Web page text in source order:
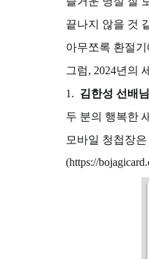
끝나지 않을 것
아무쪼록 환절
그럼, 2024년의
1. 김한성 선배님
두 분의 행복한
모바일 청첩장
(https://